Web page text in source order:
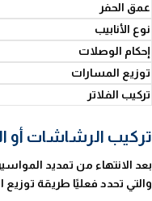
عمق الحفر
نوع الأنابيب
إحكام الوصلات
توزيع المسارات
تركيب الفلاتر
تركيب الرشاشات أو
بعد الانتهاء من تمديد
والتي تحدد فعليًا طريقة توزيع